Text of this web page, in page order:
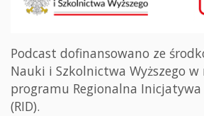
Podcast dofinansowano ze
Nauki i Szkolnictwa Wyższego w
programu Regionalna Inicjatywa
(RID).